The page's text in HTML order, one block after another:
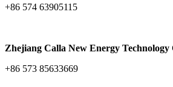
+86 574 63905115
Zhejiang Calla New Energy Technology
+86 573 85633669